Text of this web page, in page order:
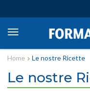
principale
Home Le nostre Ricette
Le nostre